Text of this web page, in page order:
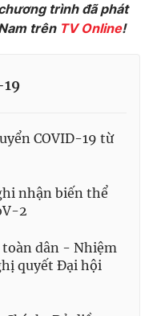
không có sự chấp
khi phát hành lại
trình đã phát
trên TV Online!
COVID-19 từ
nhận biến thể
2
toàn dân - Nhiệm
quyết Đại hội